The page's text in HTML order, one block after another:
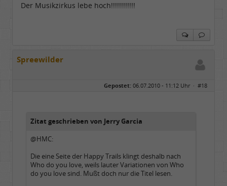
Der Musikzirkus lebe hoch!!!!!!!!!!!!
Spreewilder
Gepostet: 06.07.2010 - 11:12 Uhr · #18
Zitat geschrieben von Jerry Garcia
@HMC:
Die eine Seite der Happy Trails klingt deshalb nach
Who do you love, weils lauter Variationen von Who
do you love sind. Mußt doch nur die Titel lesen.